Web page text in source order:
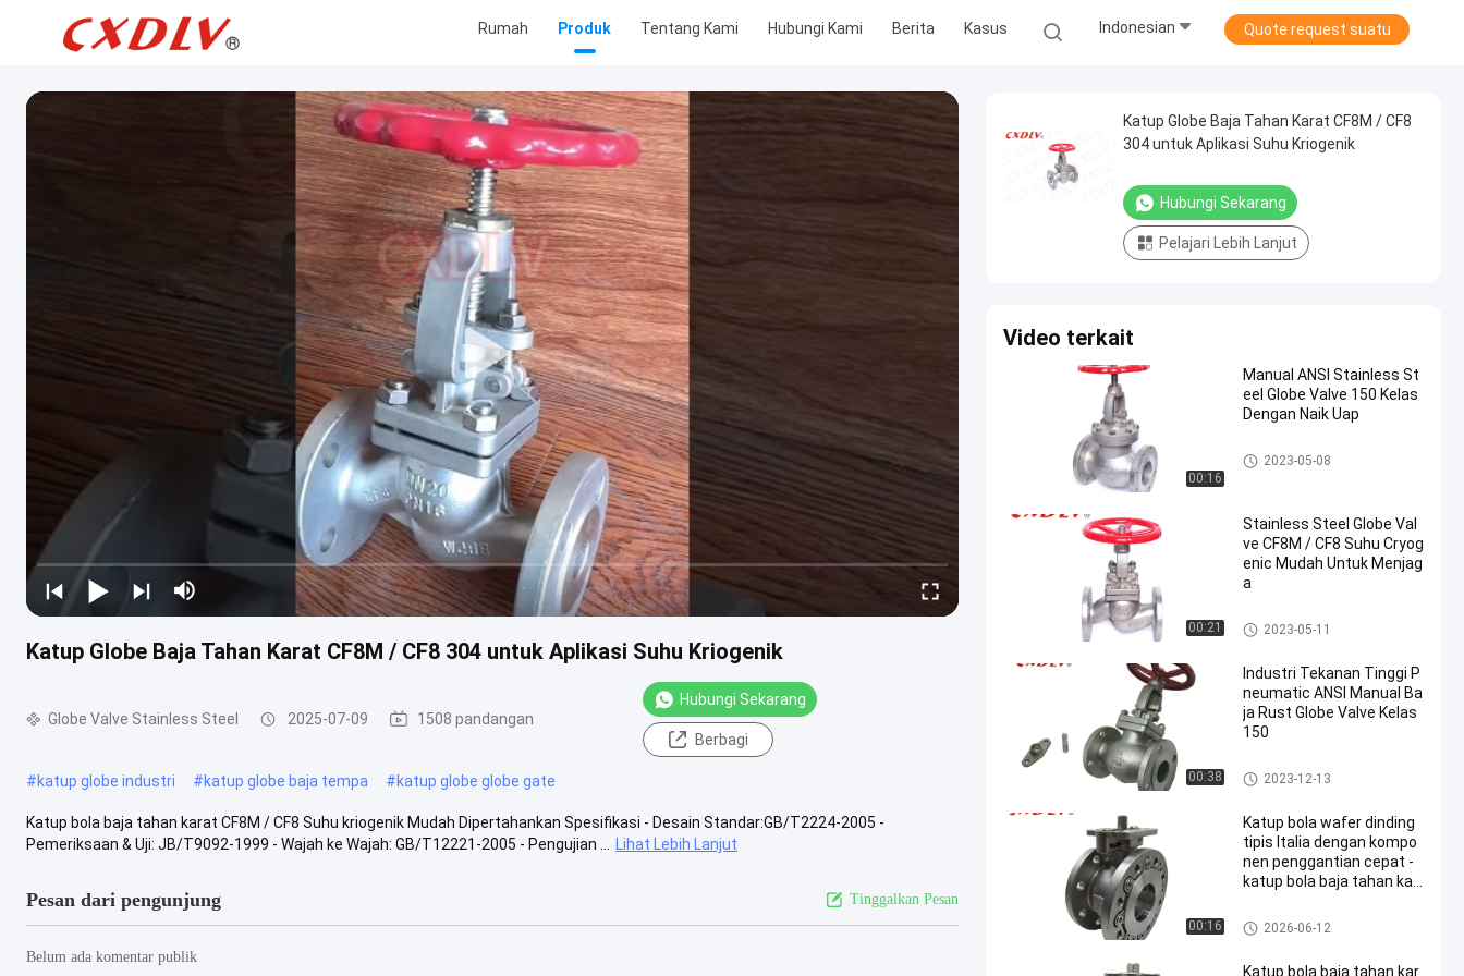
Rumah Produk Tentang Kami Hubungi Kami Berita Kasus Indonesian Quote request suatu
Katup Globe Baja Tahan Karat CF8M / CF8 304 untuk Aplikasi Suhu Kriogenik
Globe Valve Stainless Steel 2025-07-09 1508 pandangan
Hubungi Sekarang
Berbagi
#katup globe industri #katup globe baja tempa #katup globe globe gate
Katup bola baja tahan karat CF8M / CF8 Suhu kriogenik Mudah Dipertahankan Spesifikasi - Desain Standar:GB/T2224-2005 -
Pemeriksaan & Uji: JB/T9092-1999 - Wajah ke Wajah: GB/T12221-2005 - Pengujian ...
Lihat Lebih Lanjut
Pesan dari pengunjung Tinggalkan Pesan
Belum ada komentar publik
Katup Globe Baja Tahan Karat CF8M / CF8
304 untuk Aplikasi Suhu Kriogenik
Hubungi Sekarang
Pelajari Lebih Lanjut
Video terkait
00:16
Manual ANSI Stainless St
eel Globe Valve 150 Kelas
Dengan Naik Uap
Globe Valve Stainless Steel
2023-05-08
00:21
Stainless Steel Globe Val
ve CF8M / CF8 Suhu Cryog
enic Mudah Untuk Menjag
a
Globe Valve Stainless Steel
2023-05-11
00:38
Industri Tekanan Tinggi P
neumatic ANSI Manual Ba
ja Rust Globe Valve Kelas
150
Globe Valve Stainless Steel
2023-12-13
00:16
Katup bola wafer dinding
tipis Italia dengan kompo
nen penggantian cepat -
katup bola baja tahan kar
flanged ball valve
2026-06-12
Katup bola baja tahan kar